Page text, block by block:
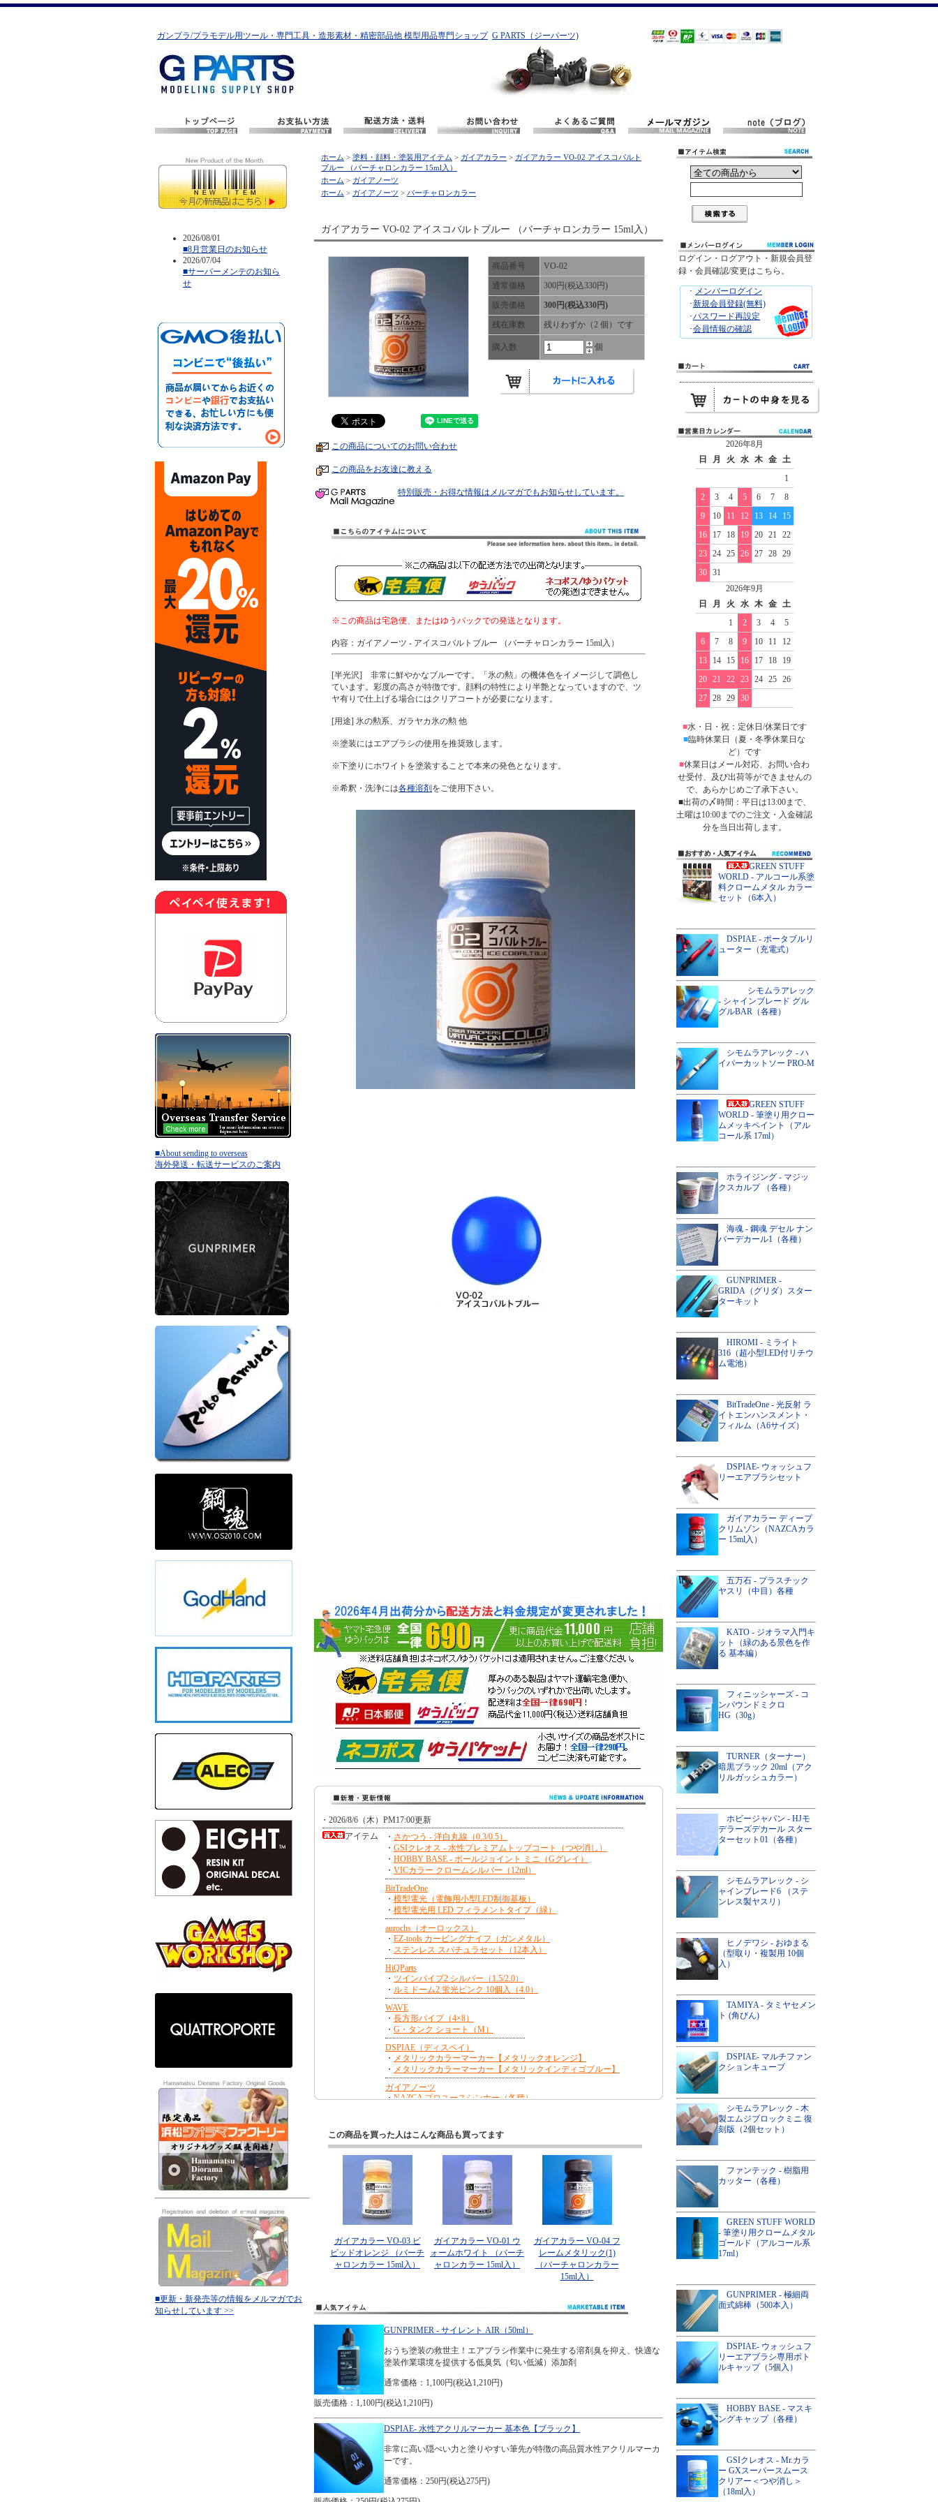
ガンプラ/プラモデル用ツール・専門工具・造形素材・精密部品他 模型用品専門ショップ G PARTS（ジーパーツ)
2026/08/01
■8月営業日のお知らせ
2026/07/04
■サーバーメンテのお知ら
せ
■About sending to overseas
海外発送・転送サービスのご案内
■更新・新発売等の情報をメルマガでお
知らせしています >>
ホーム > 塗料・顔料・塗装用アイテム > ガイアカラー > ガイアカラー VO-02 アイスコバルト
ブルー （バーチャロンカラー 15ml入）
ホーム > ガイアノーツ
ホーム > ガイアノーツ > バーチャロンカラー
ガイアカラー VO-02 アイスコバルトブルー （バーチャロンカラー 15ml入）
商品番号
VO-02
通常価格
300円(税込330円)
販売価格
300円(税込330円)
残在庫数
残りわずか（2 個）です
購入数 個
この商品についてのお問い合わせ
この商品をお友達に教える
特別販売・お得な情報はメルマガでもお知らせしています。
※この商品は宅急便、またはゆうパックでの発送となります。
内容：ガイアノーツ - アイスコバルトブルー （バーチャロンカラー 15ml入）
[半光沢] 非常に鮮やかなブルーです。「氷の勲」の機体色をイメージして調色し
ています。彩度の高さが特徴です。顔料の特性により半艶となっていますので、ツ
ヤ有りで仕上げる場合にはクリアコートが必要になります。
[用途] 氷の勲系、ガラヤカ氷の勲 他
※塗装にはエアブラシの使用を推奨致します。
※下塗りにホワイトを塗装することで本来の発色となります。
※希釈・洗浄には各種溶剤をご使用下さい。
この商品を買った人はこんな商品も買ってます
ガイアカラー VO-03 ビ
ビッドオレンジ （バーチ
ャロンカラー 15ml入）
ガイアカラー VO-01 ウ
ォームホワイト （バーチ
ャロンカラー 15ml入）
ガイアカラー VO-04 フ
レームメタリック(1)
（バーチャロンカラー
15ml入）
GUNPRIMER - サイレント AIR（50ml）
おうち塗装の救世主！エアブラシ作業中に発生する溶剤臭を抑え、快適な
塗装作業環境を提供する低臭気（匂い低減）添加剤
通常価格：1,100円(税込1,210円)
販売価格：1,100円(税込1,210円)
DSPIAE- 水性アクリルマーカー 基本色【ブラック】
非常に高い隠ぺい力と塗りやすい筆先が特徴の高品質水性アクリルマーカ
ーです。
通常価格：250円(税込275円)
ログイン・ログアウト・新規会員登
録・会員確認/変更はこちら。
･ メンバーログイン
･新規会員登録(無料)
･パスワード再設定
･会員情報の確認
2026年8月
日
月 火 水 木 金
土
1
2
3 4 5 6 7
8
9
10 11 12 13 14
15
16
17 18 19 20 21
22
23
24 25 26 27 28
29
30
31
2026年9月
日
月 火 水 木 金
土
1
2 3 4
5
6
7 8 9 10 11
12
13
14 15 16 17 18
19
20
21 22 23 24 25
26
27
28 29 30
■水・日・祝：定休日/休業日です
■臨時休業日（夏・冬季休業日な
ど）です
■休業日はメール対応、お問い合わ
せ受付、及び出荷等ができませんの
で、あらかじめご了承下さい。
■出荷の〆時間：平日は13:00まで、
土曜は10:00までのご注文・入金確認
分を当日出荷します。
GREEN STUFF
WORLD - アルコール系塗
料クロームメタル カラー
セット（6本入）
DSPIAE - ポータブルリ
ューター（充電式）
シモムラアレック
- シャインブレード グル
グルBAR（各種）
シモムラアレック - ハ
イパーカットソー PRO-M
GREEN STUFF
WORLD - 筆塗り用クロー
ムメッキペイント（アル
コール系 17ml）
ホライジング - マジッ
クスカルプ （各種）
海魂 - 鋼魂 デセル ナン
バーデカール1（各種）
GUNPRIMER -
GRIDA（グリダ）スター
ターキット
HIROMI - ミライト
316（超小型LED付リチウ
ム電池）
BitTradeOne - 光反射 ラ
イトエンハンスメント・
フィルム（A6サイズ）
DSPIAE- ウォッシュフ
リーエアブラシセット
ガイアカラー ディープ
クリムゾン（NAZCAカラ
ー 15ml入）
五万石 - プラスチック
ヤスリ（中目）各種
KATO - ジオラマ入門キ
ット（緑のある景色を作
る 基本編）
フィニッシャーズ - コ
ンパウンドミクロ
HG（30g）
TURNER（ターナー）
暗黒ブラック 20ml（アク
リルガッシュカラー）
ホビージャパン - HJモ
デラーズデカール スター
ターセット01（各種）
シモムラアレック - シ
ャインブレード6 （ステ
ンレス製ヤスリ）
ヒノデワシ - おゆまる
（型取り・複製用 10個
入）
TAMIYA - タミヤセメン
ト (角びん)
DSPIAE- マルチファン
クションキューブ
シモムラアレック - 木
製エムジブロックミニ 復
刻版（2個セット）
ファンテック - 樹脂用
カッター（各種）
GREEN STUFF WORLD
- 筆塗り用クロームメタル
ゴールド（アルコール系
17ml）
GUNPRIMER - 極細両
面式綿棒（500本入）
DSPIAE- ウォッシュフ
リーエアブラシ専用ボト
ルキャップ（5個入）
HOBBY BASE - マスキ
ングキャップ（各種）
GSIクレオス - Mr.カラ
ー GXスーパースムース
クリアー＜つや消し＞
（18ml入）